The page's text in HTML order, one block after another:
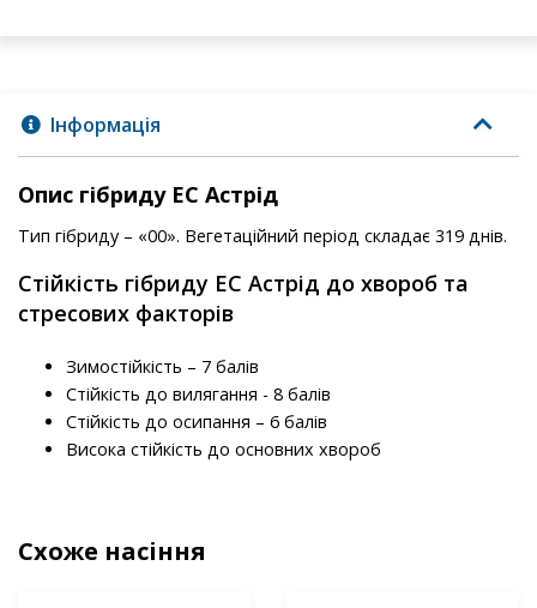
Інформація
Опис гібриду ЕС Астрід
Тип гібриду – «00». Вегетаційний період складає 319 днів.
Стійкість гібриду ЕС Астрід до хвороб та
стресових факторів
Зимостійкість – 7 балів
Стійкість до вилягання - 8 балів
Стійкість до осипання – 6 балів
Висока стійкість до основних хвороб
Схоже насіння